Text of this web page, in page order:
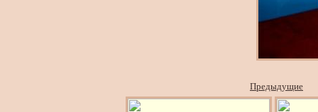
Предыдущие